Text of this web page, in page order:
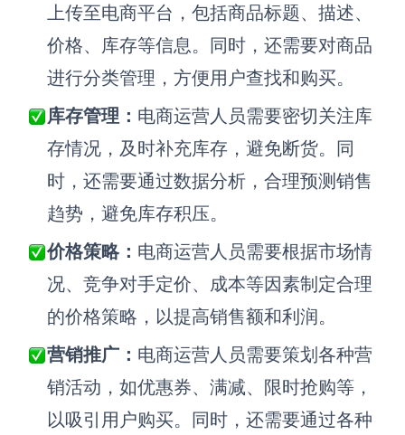
查看所有场景
创意与绘图
AI生成思维导图
AI生成流程图
AI生成用户旅程图
AI生成鱼骨图
AI生成甘特图
战略与流程设计
AI生成商业画布
AI生成SWOT分析
AI生成PEST分析
AI生成5Why分析
上传至电商平台，包括商品标题、描述、
价格、库存等信息。同时，还需要对商品
进行分类管理，方便用户查找和购买。
库存管理 ： 电商运营人员需要密切关注库
存情况，及时补充库存，避免断货。同
时，还需要通过数据分析，合理预测销售
趋势，避免库存积压。
价格策略： 电商运营人员需要根据市场情
况、竞争对手定价、成本等因素制定合理
的价格策略，以提高销售额和利润。
营销推广 ： 电商运营人员需要策划各种营
销活动，如优惠券、满减、限时抢购等，
以吸引用户购买。同时，还需要通过各种